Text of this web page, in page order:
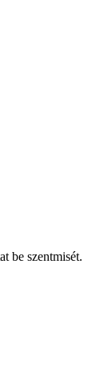
be szentmisét.